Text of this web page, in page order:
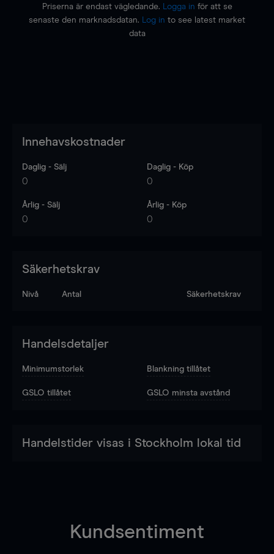
Priserna är endast vägledande. Logga in för att se
senaste den marknadsdatan.
Log in to see latest market
data
Innehavskostnader
Daglig - Sälj
0
Daglig - Köp
0
Årlig - Sälj
0
Årlig - Köp
0
Säkerhetskrav
Nivå Antal Säkerhetskrav
Handelsdetaljer
Minimumstorlek Blankning tillåtet
GSLO tillåtet GSLO minsta avstånd
Handelstider visas i Stockholm lokal tid
Kundsentiment